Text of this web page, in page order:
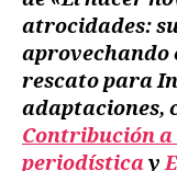
atrocidades:
aprovechando
rescato para
adaptaciones,
Contribución
periodística y